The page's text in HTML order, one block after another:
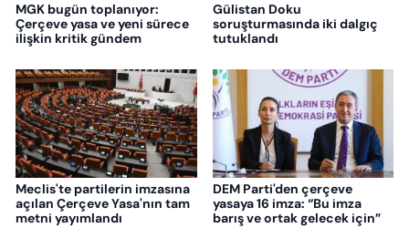
MGK bugün toplanıyor:
Çerçeve yasa ve yeni sürece
ilişkin kritik gündem
Gülistan Doku
soruşturmasında iki dalgıç
tutuklandı
Meclis'te partilerin imzasına
açılan Çerçeve Yasa'nın tam
metni yayımlandı
DEM Parti'den çerçeve
yasaya 16 imza: “Bu imza
barış ve ortak gelecek için”